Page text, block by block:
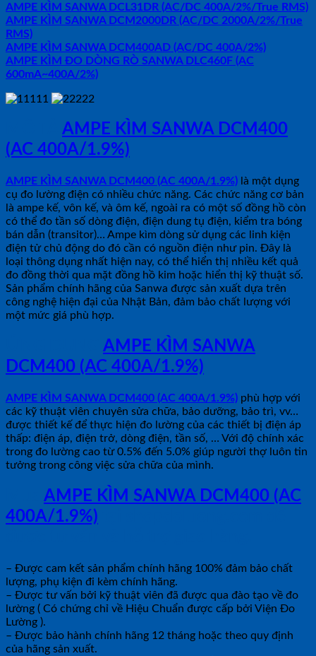
AMPE KÌM SANWA DCL31DR (AC/DC 400A/2%/True RMS)
AMPE KÌM SANWA DCM2000DR (AC/DC 2000A/2%/True
RMS)
AMPE KÌM SANWA DCM400AD (AC/DC 400A/2%)
AMPE KÌM ĐO DÒNG RÒ SANWA DLC460F (AC
600mA~400A/2%)
AMPE KÌM SANWA DCM400
(AC 400A/1.9%)
AMPE KÌM SANWA DCM400 (AC 400A/1.9%) là một dụng
cụ đo lường điện có nhiều chức năng. Các chức năng cơ bản
là ampe kế, vôn kế, và ôm kế, ngoài ra có một số đồng hồ còn
có thể đo tần số dòng điện, điện dung tụ điện, kiểm tra bóng
bán dẫn (transitor)… Ampe kìm dòng sử dụng các linh kiện
điện tử chủ động do đó cần có nguồn điện như pin. Đây là
loại thông dụng nhất hiện nay, có thể hiển thị nhiều kết quả
đo đồng thời qua mặt đồng hồ kim hoặc hiển thị kỹ thuật số.
Sản phẩm chính hãng của Sanwa được sản xuất dựa trên
công nghệ hiện đại của Nhật Bản, đảm bảo chất lượng với
một mức giá phù hợp.
AMPE KÌM SANWA
DCM400 (AC 400A/1.9%)
AMPE KÌM SANWA DCM400 (AC 400A/1.9%) phù hợp với
các kỹ thuật viên chuyên sửa chữa, bảo dưỡng, bảo trì, vv…
được thiết kế để thực hiện đo lường của các thiết bị điện áp
thấp: điện áp, điện trở, dòng điện, tần số, … Với độ chính xác
trong đo lường cao từ 0.5% đến 5.0% giúp người thợ luôn tin
tưởng trong công việc sửa chữa của mình.
AMPE KÌM SANWA DCM400 (AC
400A/1.9%)
– Được cam kết sản phẩm chính hãng 100% đảm bảo chất
lượng, phụ kiện đi kèm chính hãng.
– Được tư vấn bởi kỹ thuật viên đã được qua đào tạo về đo
lường ( Có chứng chỉ về Hiệu Chuẩn được cấp bởi Viện Đo
Lường ).
– Được bảo hành chính hãng 12 tháng hoặc theo quy định
của hãng sản xuất.